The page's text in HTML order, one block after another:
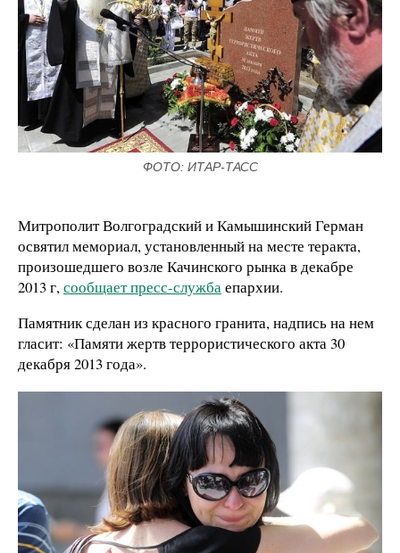
ФОТО: ИТАР-ТАСС
Митрополит Волгоградский и Камышинский Герман
освятил мемориал, установленный на месте теракта,
произошедшего возле Качинского рынка в декабре
2013 г,сообщает пресс-службаепархии.
Памятник сделан из красного гранита, надпись на нем
гласит: «Памяти жертв террористического акта 30
декабря 2013 года».